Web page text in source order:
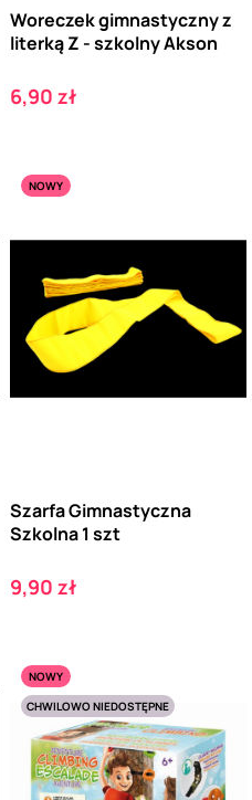
Woreczek gimnastyczny z
literką Z - szkolny Akson
Cena
6,90 zł
NOWY
Szarfa Gimnastyczna
Szkolna 1 szt
Cena
9,90 zł
NOWY
CHWILOWO NIEDOSTĘPNE